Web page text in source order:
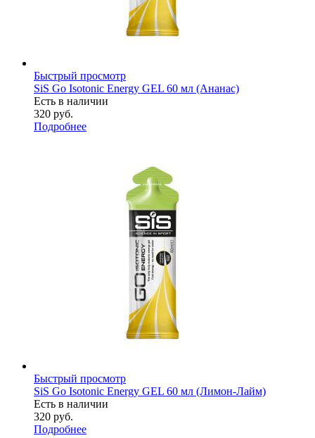
Быстрый просмотр
SiS Go Isotonic Energy GEL 60 мл (Ананас)
Есть в наличии
320 руб.
Подробнее
Быстрый просмотр
SiS Go Isotonic Energy GEL 60 мл (Лимон-Лайм)
Есть в наличии
320 руб.
Подробнее